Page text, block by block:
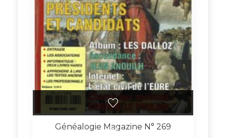
Généalogie Magazine N° 269